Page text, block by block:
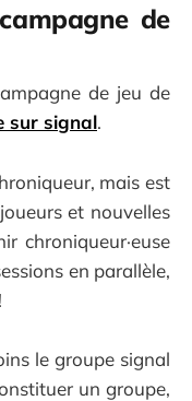
de
de jeu de
sur signal.
mais est
et nouvelles
chroniqueur·euse
en parallèle,
le groupe signal
un groupe,